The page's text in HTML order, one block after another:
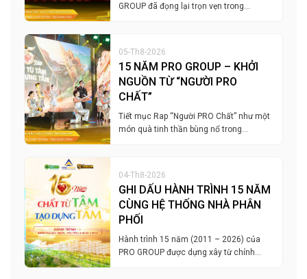
GROUP đã đọng lại trọn vẹn trong…
05-Th8-2026
15 NĂM PRO GROUP – KHỞI
NGUỒN TỪ “NGƯỜI PRO
CHẤT”
Tiết mục Rap “Người PRO Chất” như một
món quà tinh thần bùng nổ trong…
04-Th8-2026
GHI DẤU HÀNH TRÌNH 15 NĂM
CÙNG HỆ THỐNG NHÀ PHÂN
PHỐI
Hành trình 15 năm (2011 – 2026) của
PRO GROUP được dựng xây từ chính…